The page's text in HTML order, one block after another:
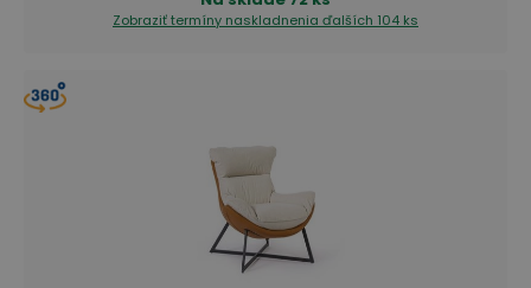
Zobraziť termíny naskladnenia ďalších 104 ks